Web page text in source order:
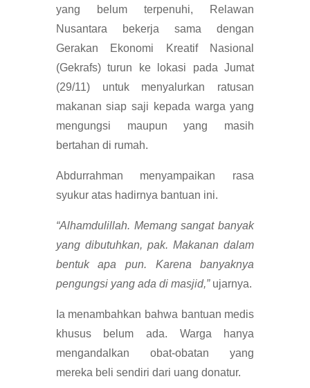
yang belum terpenuhi, Relawan
Nusantara bekerja sama dengan
Gerakan Ekonomi Kreatif Nasional
(Gekrafs) turun ke lokasi pada Jumat
(29/11) untuk menyalurkan ratusan
makanan siap saji kepada warga yang
mengungsi maupun yang masih
bertahan di rumah.
Abdurrahman menyampaikan rasa
syukur atas hadirnya bantuan ini.
“Alhamdulillah. Memang sangat banyak
yang dibutuhkan, pak. Makanan dalam
bentuk apa pun. Karena banyaknya
pengungsi yang ada di masjid,”ujarnya.
Ia menambahkan bahwa bantuan medis
khusus belum ada. Warga hanya
mengandalkan obat-obatan yang
mereka beli sendiri dari uang donatur.